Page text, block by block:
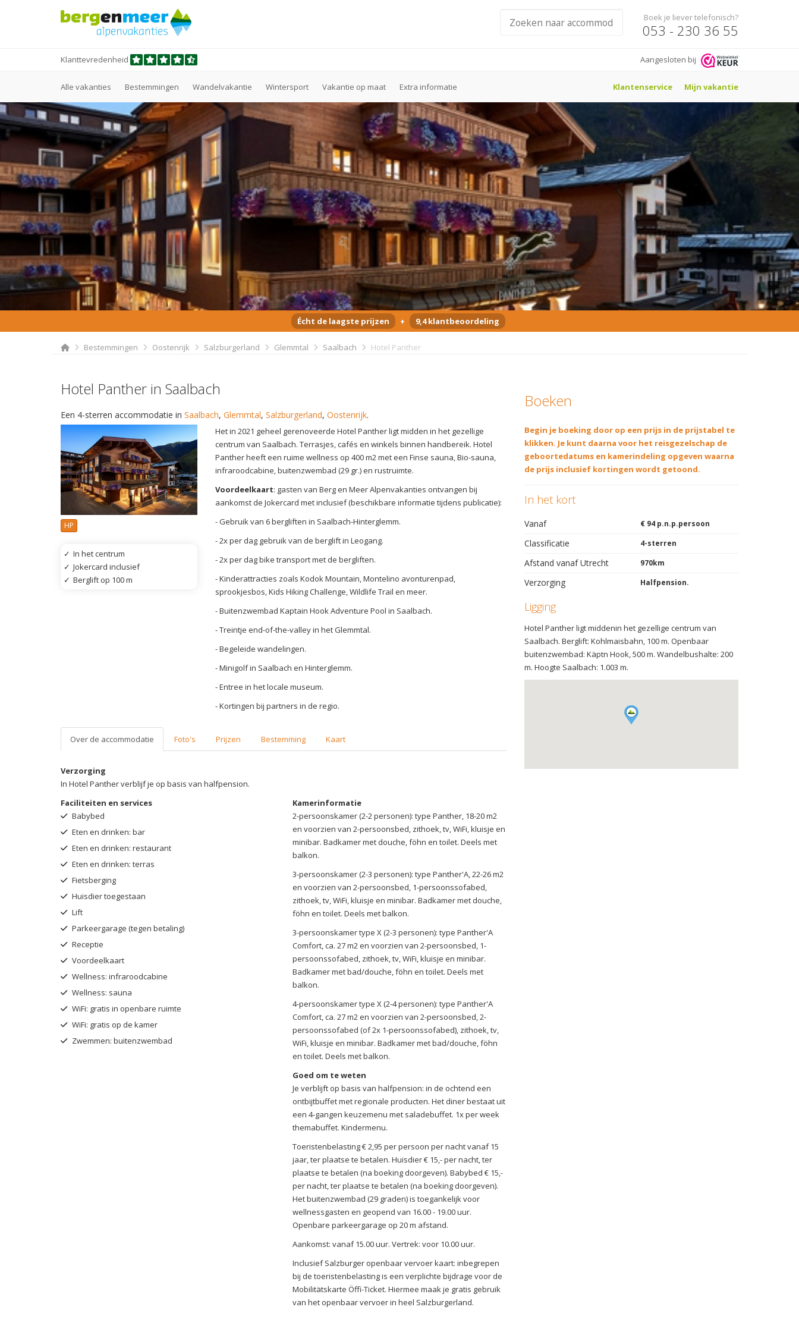
Boek je liever telefonisch?
053 - 230 36 55
Klanttevredenheid Aangesloten bij
Alle vakanties Bestemmingen Wandelvakantie Wintersport Vakantie op maat Extra informatie Klantenservice Mijn vakantie
Écht de laagste prijzen + 9,4 klantbeoordeling
Bestemmingen Oostenrijk Salzburgerland Glemmtal Saalbach Hotel Panther
Hotel Panther in Saalbach
Een 4-sterren accommodatie in Saalbach, Glemmtal, Salzburgerland, Oostenrijk.
HP
✓ In het centrum
✓ Jokercard inclusief
✓ Berglift op 100 m
Het in 2021 geheel gerenoveerde Hotel Panther ligt midden in het gezellige
centrum van Saalbach. Terrasjes, cafés en winkels binnen handbereik. Hotel
Panther heeft een ruime wellness op 400 m2 met een Finse sauna, Bio-sauna,
infraroodcabine, buitenzwembad (29 gr.) en rustruimte.
Voordeelkaart: gasten van Berg en Meer Alpenvakanties ontvangen bij
aankomst de Jokercard met inclusief (beschikbare informatie tijdens publicatie):
- Gebruik van 6 bergliften in Saalbach-Hinterglemm.
- 2x per dag gebruik van de berglift in Leogang.
- 2x per dag bike transport met de bergliften.
- Kinderattracties zoals Kodok Mountain, Montelino avonturenpad,
sprookjesbos, Kids Hiking Challenge, Wildlife Trail en meer.
- Buitenzwembad Kaptain Hook Adventure Pool in Saalbach.
- Treintje end-of-the-valley in het Glemmtal.
- Begeleide wandelingen.
- Minigolf in Saalbach en Hinterglemm.
- Entree in het locale museum.
- Kortingen bij partners in de regio.
Over de accommodatie Foto's Prijzen Bestemming Kaart
Verzorging
In Hotel Panther verblijf je op basis van halfpension.
Faciliteiten en services
Babybed
Eten en drinken: bar
Eten en drinken: restaurant
Eten en drinken: terras
Fietsberging
Huisdier toegestaan
Lift
Parkeergarage (tegen betaling)
Receptie
Voordeelkaart
Wellness: infraroodcabine
Wellness: sauna
WiFi: gratis in openbare ruimte
WiFi: gratis op de kamer
Zwemmen: buitenzwembad
Kamerinformatie
2-persoonskamer (2-2 personen): type Panther, 18-20 m2
en voorzien van 2-persoonsbed, zithoek, tv, WiFi, kluisje en
minibar. Badkamer met douche, föhn en toilet. Deels met
balkon.
3-persoonskamer (2-3 personen): type Panther'A, 22-26 m2
en voorzien van 2-persoonsbed, 1-persoonssofabed,
zithoek, tv, WiFi, kluisje en minibar. Badkamer met douche,
föhn en toilet. Deels met balkon.
3-persoonskamer type X (2-3 personen): type Panther'A
Comfort, ca. 27 m2 en voorzien van 2-persoonsbed, 1-
persoonssofabed, zithoek, tv, WiFi, kluisje en minibar.
Badkamer met bad/douche, föhn en toilet. Deels met
balkon.
4-persoonskamer type X (2-4 personen): type Panther'A
Comfort, ca. 27 m2 en voorzien van 2-persoonsbed, 2-
persoonssofabed (of 2x 1-persoonssofabed), zithoek, tv,
WiFi, kluisje en minibar. Badkamer met bad/douche, föhn
en toilet. Deels met balkon.
Goed om te weten
Je verblijft op basis van halfpension: in de ochtend een
ontbijtbuffet met regionale producten. Het diner bestaat uit
een 4-gangen keuzemenu met saladebuffet. 1x per week
themabuffet. Kindermenu.
Toeristenbelasting € 2,95 per persoon per nacht vanaf 15
jaar, ter plaatse te betalen. Huisdier € 15,- per nacht, ter
plaatse te betalen (na boeking doorgeven). Babybed € 15,-
per nacht, ter plaatse te betalen (na boeking doorgeven).
Het buitenzwembad (29 graden) is toegankelijk voor
wellnessgasten en geopend van 16.00 - 19.00 uur.
Openbare parkeergarage op 20 m afstand.
Aankomst: vanaf 15.00 uur. Vertrek: voor 10.00 uur.
Inclusief Salzburger openbaar vervoer kaart: inbegrepen
bij de toeristenbelasting is een verplichte bijdrage voor de
Mobilitätskarte Öffi-Ticket. Hiermee maak je gratis gebruik
van het openbaar vervoer in heel Salzburgerland.
Boeken
Begin je boeking door op een prijs in de prijstabel te
klikken. Je kunt daarna voor het reisgezelschap de
geboortedatums en kamerindeling opgeven waarna
de prijs inclusief kortingen wordt getoond.
In het kort
Vanaf € 94 p.n.p.persoon
Classificatie 4-sterren
Afstand vanaf Utrecht 970km
Verzorging Halfpension.
Ligging
Hotel Panther ligt middenin het gezellige centrum van
Saalbach. Berglift: Kohlmaisbahn, 100 m. Openbaar
buitenzwembad: Käptn Hook, 500 m. Wandelbushalte: 200
m. Hoogte Saalbach: 1.003 m.